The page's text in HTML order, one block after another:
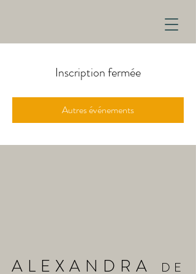
Inscription fermée
Autres événements
ALEXANDRA DE